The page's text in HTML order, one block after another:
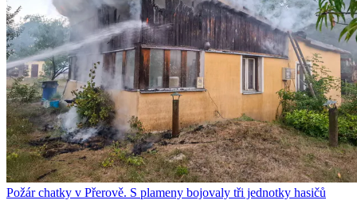
Požár chatky v Přerově. S plameny bojovaly tři jednotky hasičů